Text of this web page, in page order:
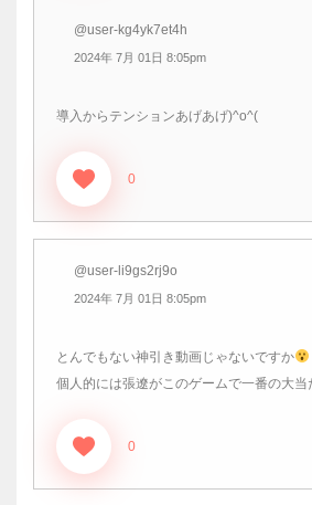
@user-kg4yk7et4h
2024年 7月 01日 8:05pm
導入からテンションあげあげ)^o^(
0
@user-li9gs2rj9o
2024年 7月 01日 8:05pm
とんでもない神引き動画じゃないですか
個人的には張遼がこのゲームで一番の大
0